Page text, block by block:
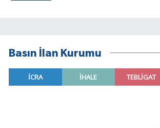
Basın İlan Kurumu